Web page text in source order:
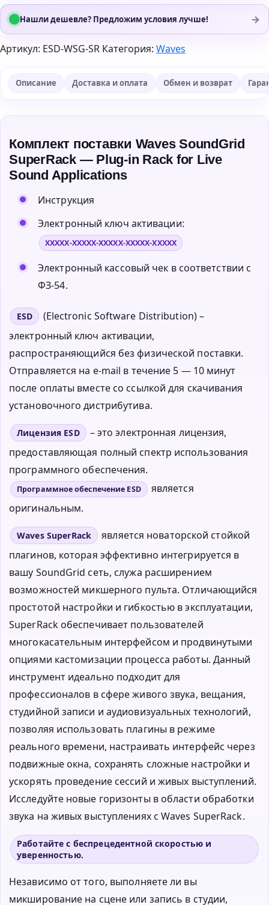
Нашли дешевле? Предложим условия лучше! →
Артикул: ESD-WSG-SR Категория: Waves
Описание Доставка и оплата Обмен и возврат
Комплект поставки Waves SoundGrid
SuperRack — Plug-in Rack for Live
Sound Applications
Инструкция
Электронный ключ активации:
XXXXX-XXXXX-XXXXX-XXXXX-XXXXX
Электронный кассовый чек в соответствии с
ФЗ-54.
ESD
(Electronic Software Distribution) –
электронный ключ активации,
распространяющийся без физической поставки.
Отправляется на e-mail в течение 5 — 10 минут
после оплаты вместе со ссылкой для скачивания
установочного дистрибутива.
Лицензия ESD
– это электронная лицензия,
предоставляющая полный спектр использования
программного обеспечения.
Программное обеспечение ESD
является
оригинальным.
Waves SuperRack
является новаторской стойкой
плагинов, которая эффективно интегрируется в
вашу SoundGrid сеть, служа расширением
возможностей микшерного пульта. Отличающийся
простотой настройки и гибкостью в эксплуатации,
SuperRack обеспечивает пользователей
многокасательным интерфейсом и продвинутыми
опциями кастомизации процесса работы. Данный
инструмент идеально подходит для
профессионалов в сфере живого звука, вещания,
студийной записи и аудиовизуальных технологий,
позволяя использовать плагины в режиме
реального времени, настраивать интерфейс через
подвижные окна, сохранять сложные настройки и
ускорять проведение сессий и живых выступлений.
Исследуйте новые горизонты в области обработки
звука на живых выступлениях с Waves SuperRack.
Работайте с беспрецедентной скоростью и
уверенностью.
Независимо от того, выполняете ли вы
микширование на сцене или запись в студии,